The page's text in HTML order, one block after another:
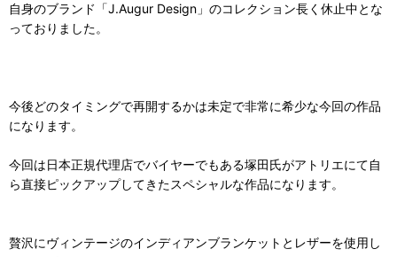
自身のブランド「J.Augur Design」のコレクション長く休止中とな
っておりました。
今後どのタイミングで再開するかは未定で非常に希少な今回の作品
になります。
今回は日本正規代理店でバイヤーでもある塚田氏がアトリエにて自
ら直接ピックアップしてきたスペシャルな作品になります。
贅沢にヴィンテージのインディアンブランケットとレザーを使用し